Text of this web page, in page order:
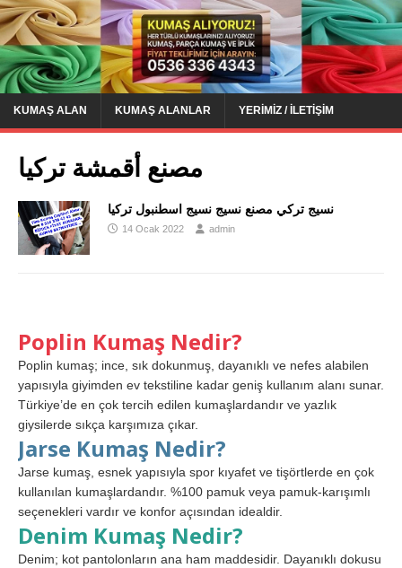
KUMAŞ ALAN KUMAŞ ALANLAR YERIMIZ / İLETIŞIM
مصنع أقمشة تركيا
نسيج تركي مصنع نسيج نسيج اسطنبول تركيا
14 Ocak 2022 admin
Poplin Kumaş Nedir?
Poplin kumaş; ince, sık dokunmuş, dayanıklı ve nefes alabilen
yapısıyla giyimden ev tekstiline kadar geniş kullanım alanı sunar.
Türkiye’de en çok tercih edilen kumaşlardandır ve yazlık
giysilerde sıkça karşımıza çıkar.
Jarse Kumaş Nedir?
Jarse kumaş, esnek yapısıyla spor kıyafet ve tişörtlerde en çok
kullanılan kumaşlardandır. %100 pamuk veya pamuk-karışımlı
seçenekleri vardır ve konfor açısından idealdir.
Denim Kumaş Nedir?
Denim; kot pantolonların ana ham maddesidir. Dayanıklı dokusu